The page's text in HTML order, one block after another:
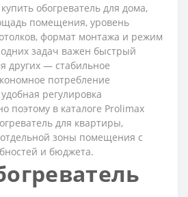
обогреватель для дома,
помещения, уровень
формат монтажа и режим
задач важен быстрый
других — стабильное
потребление
регулировка
поэтому в каталоге Prolimax
для квартиры,
зоны помещения с
и бюджета.